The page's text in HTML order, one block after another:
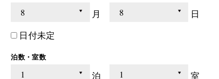
月
日
日付未定
泊数・室数
泊 室